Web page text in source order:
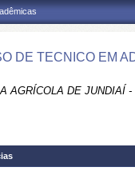
DE TECNICO EM
AGRÍCOLA DE JUNDIAÍ -